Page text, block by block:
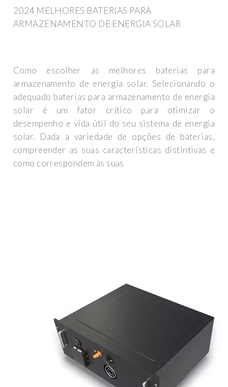
2024 MELHORES BATERIAS PARA
ARMAZENAMENTO DE ENERGIA SOLAR
Como escolher as melhores baterias para
armazenamento de energia solar. Selecionando o
adequado baterias para armazenamento de energia
solar é um fator crítico para otimizar o
desempenho e vida útil do seu sistema de energia
solar. Dada a variedade de opções de baterias,
compreender as suas características distintivas e
como correspondem às suas